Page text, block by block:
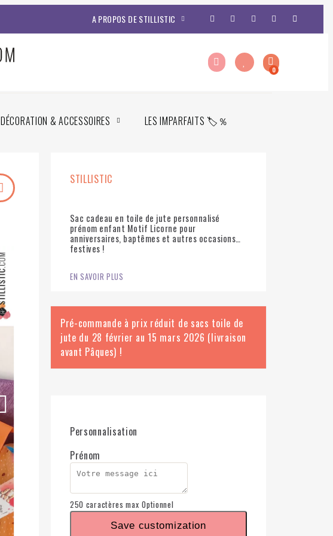
A PROPOS DE STILLISTIC
DÉCORATION & ACCESSOIRES LES IMPARFAITS 🏷️％
STILLISTIC
Sac cadeau en toile de jute personnalisé
prénom enfant Motif Licorne pour
anniversaires, baptêmes et autres occasions
festives !
EN SAVOIR PLUS
Pré-commande à prix réduit de sacs toile de
jute du 28 février au 15 mars 2026 (livraison
avant Pâques) !
Personnalisation
Prénom
250 caractères max Optionnel
Save customization